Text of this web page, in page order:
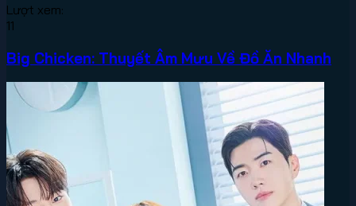
Lượt xem:
11
Big Chicken: Thuyết Âm Mưu Về Đồ Ăn Nhanh